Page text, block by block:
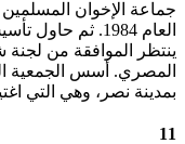
جماعة الإخوان
العام 1984. ثم
ينتظر الموافقة من
المصري. أسس الجمعية
بمدينة نصر، وهي التي
11